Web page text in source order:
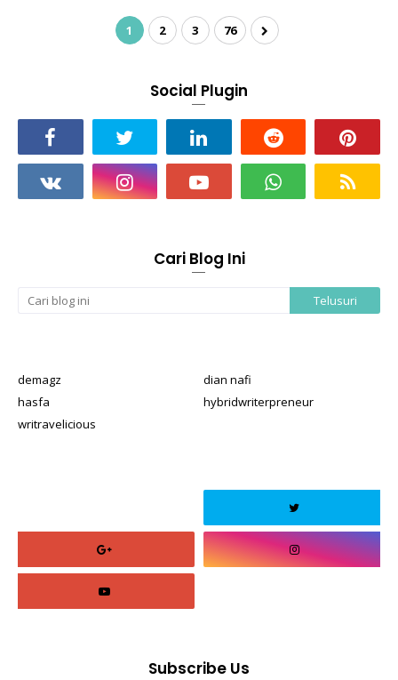
1 2 3 76
Social Plugin
Cari Blog Ini
demagz
dian nafi
hasfa
hybridwriterpreneur
writravelicious
Subscribe Us